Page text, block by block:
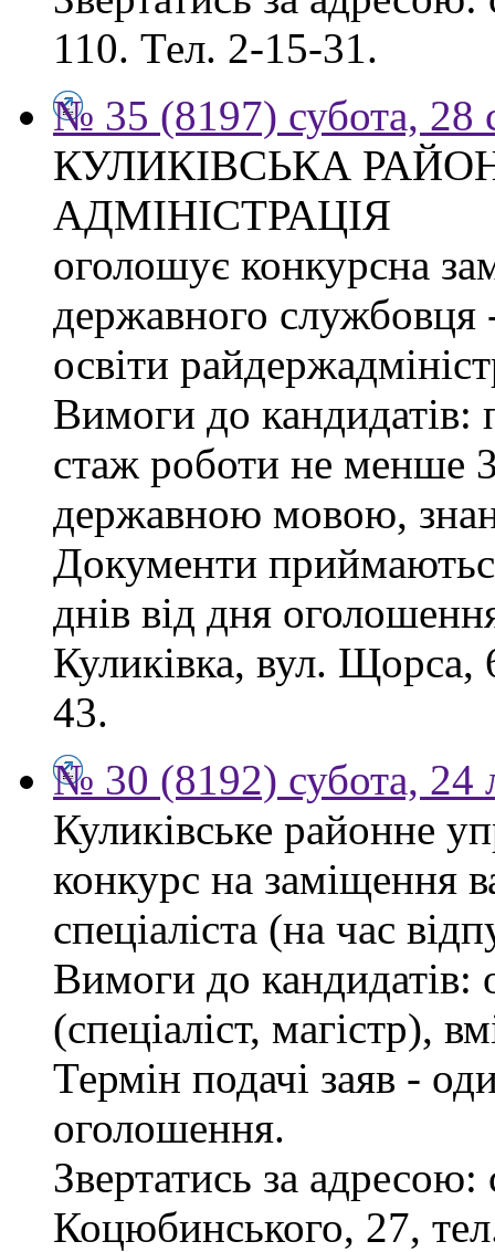
110. Тел. 2-15-31.
№ 35 (8197) субота, 28
КУЛИКІВСЬКА
АДМІНІСТРАЦІЯ
оголошує конкурсна
державного службовця -
освіти
Вимоги до кандидатів:
стаж роботи не менше
державною мовою,
Документи
днів від дня
Куликівка, вул.
43.
№ 30 (8192) субота, 24
Куликівське районне
конкурс на заміщення
спеціаліста (на час
Вимоги до
(спеціаліст, магістр),
Термін подачі заяв -
оголошення.
Звертатись за адресою:
Коцюбинського, 27,